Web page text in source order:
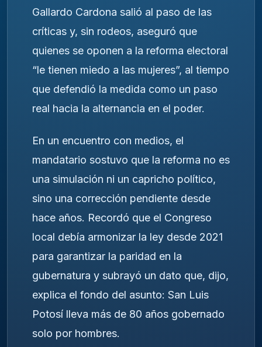
Gallardo Cardona salió al paso de las
críticas y, sin rodeos, aseguró que
quienes se oponen a la reforma electoral
“le tienen miedo a las mujeres”, al tiempo
que defendió la medida como un paso
real hacia la alternancia en el poder.
En un encuentro con medios, el
mandatario sostuvo que la reforma no es
una simulación ni un capricho político,
sino una corrección pendiente desde
hace años. Recordó que el Congreso
local debía armonizar la ley desde 2021
para garantizar la paridad en la
gubernatura y subrayó un dato que, dijo,
explica el fondo del asunto: San Luis
Potosí lleva más de 80 años gobernado
solo por hombres.